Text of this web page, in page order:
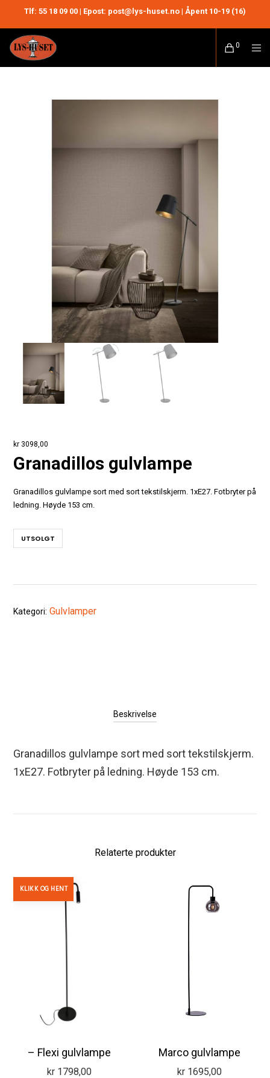
Tlf: 55 18 09 00 | Epost: post@lys-huset.no | Åpent 10-19 (16)
0
kr 3098,00
Granadillos gulvlampe
Granadillos gulvlampe sort med sort tekstilskjerm. 1xE27. Fotbryter på
ledning. Høyde 153 cm.
UTSOLGT
Kategori: Gulvlamper
Beskrivelse
Granadillos gulvlampe sort med sort tekstilskjerm.
1xE27. Fotbryter på ledning. Høyde 153 cm.
Relaterte produkter
KLIKK OG HENT
– Flexi gulvlampe
kr 1798,00
Marco gulvlampe
kr 1695,00